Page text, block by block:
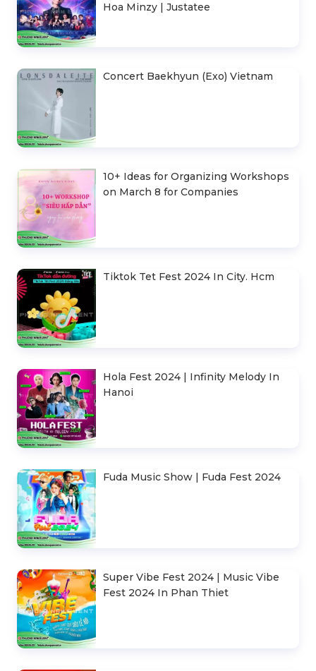
Hoa Minzy | Justatee
Concert Baekhyun (Exo) Vietnam
10+ Ideas for Organizing Workshops
on March 8 for Companies
Tiktok Tet Fest 2024 In City. Hcm
Hola Fest 2024 | Infinity Melody In
Hanoi
Fuda Music Show | Fuda Fest 2024
Super Vibe Fest 2024 | Music Vibe
Fest 2024 In Phan Thiet